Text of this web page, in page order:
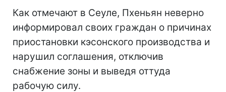
Как отмечают в Сеуле, Пхеньян неверно
информировал своих граждан о причинах
приостановки кэсонского производства и
нарушил соглашения, отключив
снабжение зоны и выведя оттуда
рабочую силу.